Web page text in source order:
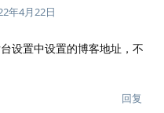
年4月22日
设置中设置的博客地址，不
回复